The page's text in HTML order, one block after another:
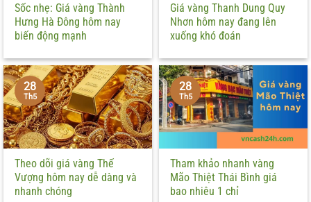
Sốc nhẹ: Giá vàng Thành
Hưng Hà Đông hôm nay
biến động mạnh
Giá vàng Thanh Dung Quy
Nhơn hôm nay đang lên
xuống khó đoán
Theo dõi giá vàng Thế
Vượng hôm nay dễ dàng và
nhanh chóng
28
Th5
Tham khảo nhanh vàng
Mão Thiệt Thái Bình giá
bao nhiêu 1 chỉ
28
Th5